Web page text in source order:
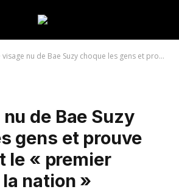
nu de Bae Suzy choque les gens et prouve qu’elle est le « premier amour de la nation »
de Bae Suzy
gens et prouve
le « premier
nation »